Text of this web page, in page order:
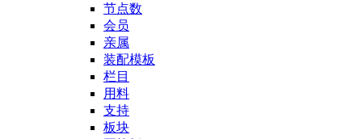
节点数
会员
亲属
装配模板
栏目
用料
支持
板块